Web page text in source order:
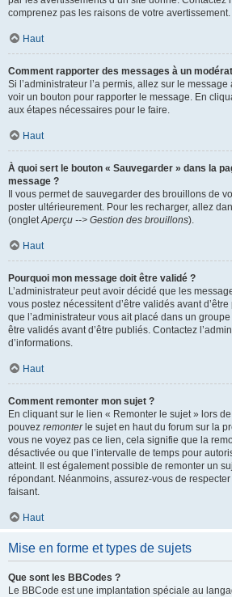
comprenez pas les raisons de votre avertissement.
Haut
Comment rapporter des messages à un
Si l’administrateur l’a permis, allez sur le
voir un bouton pour rapporter le message. En
aux étapes nécessaires pour le faire.
Haut
À quoi sert le bouton « Sauvegarder » dans la
message ?
Il vous permet de sauvegarder des brouillons de
poster ultérieurement. Pour les recharger, allez
(ongletAperçu --> Gestion des brouillons).
Haut
Pourquoi mon message doit être validé ?
L’administrateur peut avoir décidé que les
vous postez nécessitent d’être validés avant
que l’administrateur vous ait placé dans un
être validés avant d’être publiés. Contactez
d’informations.
Haut
Comment remonter mon sujet ?
En cliquant sur le lien « Remonter le sujet » lors
pouvez remonterle sujet en haut du forum sur la
vous ne voyez pas ce lien, cela signifie que la
désactivée ou que l’intervalle de temps pour
atteint. Il est également possible de remonter un
répondant. Néanmoins, assurez-vous de
faisant.
Haut
Mise en forme et types de sujets
Que sont les BBCodes ?
Le BBCode est une implantation spéciale au